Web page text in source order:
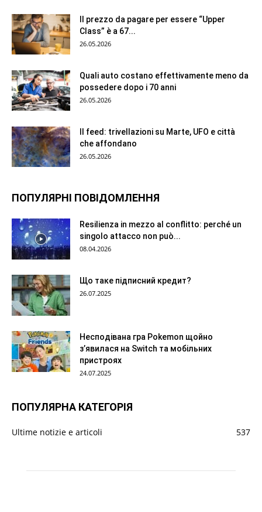
Il prezzo da pagare per essere “Upper
Class” è a 67...
26.05.2026
Quali auto costano effettivamente meno da
possedere dopo i 70 anni
26.05.2026
Il feed: trivellazioni su Marte, UFO e città
che affondano
26.05.2026
ПОПУЛЯРНІ ПОВІДОМЛЕННЯ
Resilienza in mezzo al conflitto: perché un
singolo attacco non può...
08.04.2026
Що таке підписний кредит?
26.07.2025
Несподівана гра Pokemon щойно
з’явилася на Switch та мобільних
пристроях
24.07.2025
ПОПУЛЯРНА КАТЕГОРІЯ
Ultime notizie e articoli 537